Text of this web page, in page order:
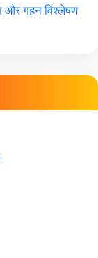
और गहन विश्लेषण